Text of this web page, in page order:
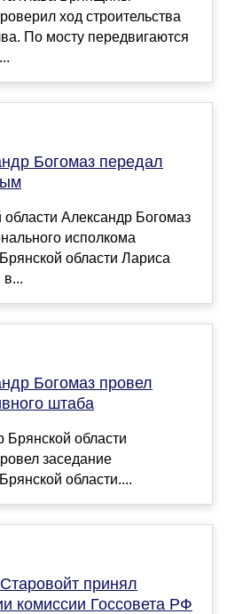
ход строительства
По мосту передвигаются
Богомаз передал
области Александр Богомаз
исполкома
области Лариса
в...
Богомаз провел
штаба
Брянской области
заседание
области....
принял
комиссии Госсовета РФ